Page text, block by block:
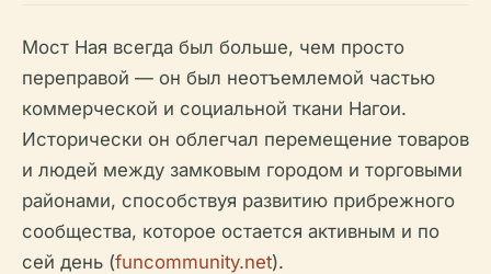
Мост Ная всегда был больше, чем просто
переправой — он был неотъемлемой частью
коммерческой и социальной ткани Нагои.
Исторически он облегчал перемещение товаров
и людей между замковым городом и торговыми
районами, способствуя развитию прибрежного
сообщества, которое остается активным и по
сей день (funcommunity.net).